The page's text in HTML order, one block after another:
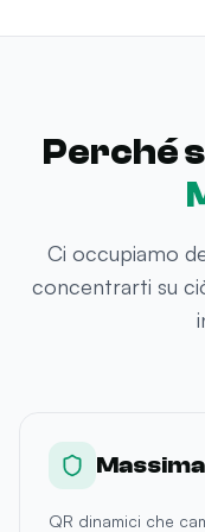
Perché
Ci occupiamo
concentrarti su
QR dinamici che